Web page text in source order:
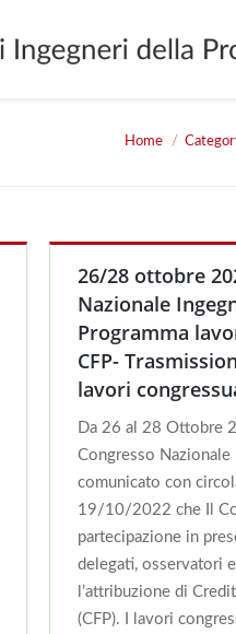
You are here:Home
26/28 ottobre
Nazionale
Programma
CFP-
lavori
Da 26 al 28 Ottobre
Congresso Nazionale
comunicato con
19/10/2022 che Il
partecipazione in
delegati, osservatori
l’attribuzione di
(CFP). I lavori